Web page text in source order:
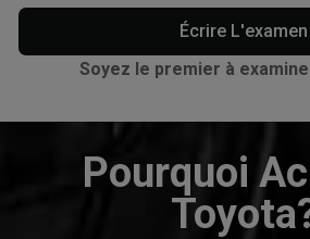
Écrire L'examen
Soyez le premier à
Pourquoi